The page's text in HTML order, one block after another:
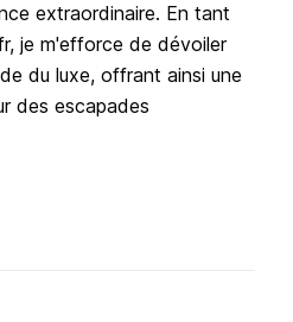
extraordinaire. En tant
je m'efforce de dévoiler
du luxe, offrant ainsi une
des escapades